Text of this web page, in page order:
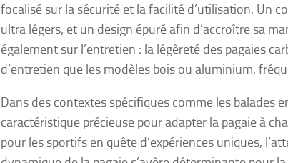
focalisé sur la sécurité et la facilité d’utilisation. Un
ultra légers, et un design épuré afin d’accroître sa
également sur l’entretien : la légèreté des pagaies
d’entretien que les modèles bois ou aluminium,
Dans des contextes spécifiques comme les balades
caractéristique précieuse pour adapter la pagaie à
pour les sportifs en quête d’expériences uniques,